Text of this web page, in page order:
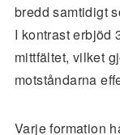
bredd samtidigt
I kontrast erbjöd
mittfältet, vilket
motståndarna
Varje formation